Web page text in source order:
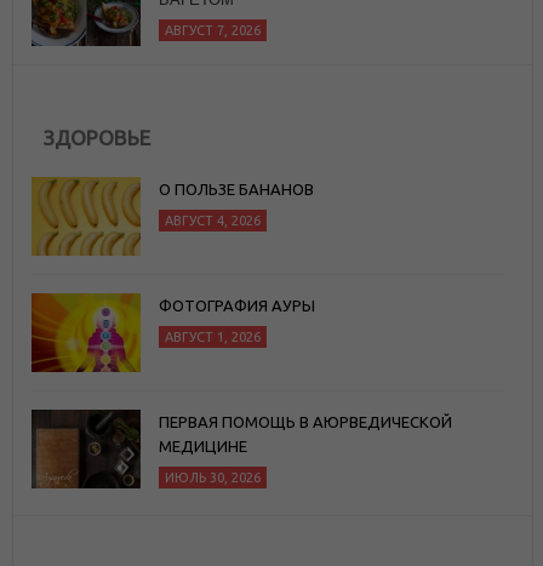
ЗДОРОВЬЕ
О ПОЛЬЗЕ БАНАНОВ
АВГУСТ 4, 2026
ФОТОГРАФИЯ АУРЫ
АВГУСТ 1, 2026
ПЕРВАЯ ПОМОЩЬ В АЮРВЕДИЧЕСКОЙ
МЕДИЦИНЕ
ИЮЛЬ 30, 2026